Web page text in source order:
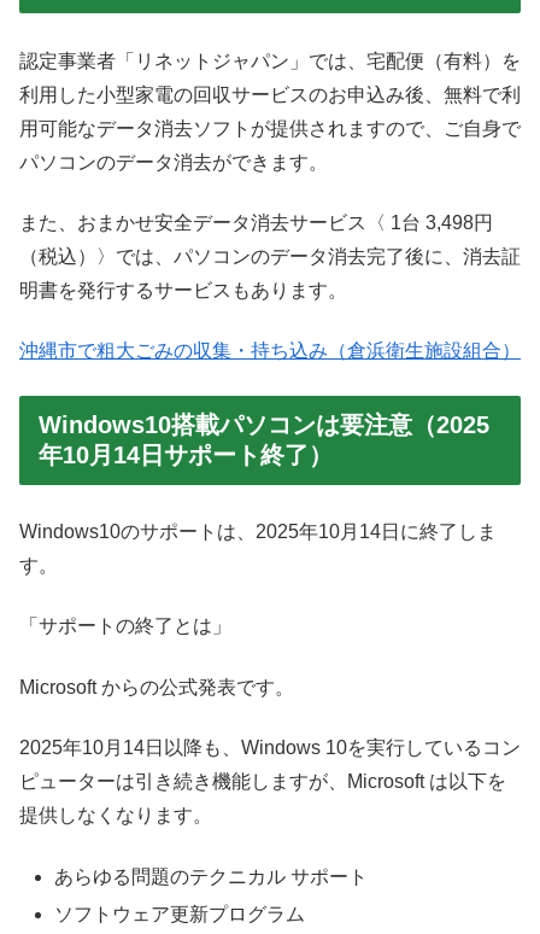
認定事業者「リネットジャパン」では、宅配便（有料）を
利用した小型家電の回収サービスのお申込み後、無料で利
用可能なデータ消去ソフトが提供されますので、ご自身で
パソコンのデータ消去ができます。
また、おまかせ安全データ消去サービス〈 1台 3,498円
（税込）〉では、パソコンのデータ消去完了後に、消去証
明書を発行するサービスもあります。
沖縄市で粗大ごみの収集・持ち込み（倉浜衛生施設組合）
Windows10搭載パソコンは要注意（2025
年10月14日サポート終了）
Windows10のサポートは、2025年10月14日に終了しま
す。
「サポートの終了とは」
Microsoft からの公式発表です。
2025年10月14日以降も、Windows 10を実行しているコン
ピューターは引き続き機能しますが、Microsoft は以下を
提供しなくなります。
あらゆる問題のテクニカル サポート
ソフトウェア更新プログラム